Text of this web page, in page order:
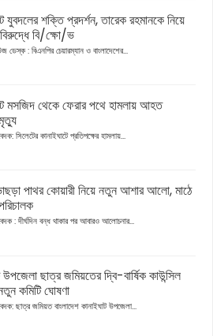
যুবদলের শক্তি প্রদর্শন, তারেক রহমানকে নিয়ে
বি/ক্ষো/ভ
ডেস্ক : বিএনপির চেয়ারম্যান ও বাংলাদেশের...
মসজিদ থেকে ফেরার পথে হামলায় আহত
সিলেটের কানাইঘাটে প্রতিপক্ষের হামলায়...
পাথর কোয়ারী নিয়ে নতুন আশার আলো, মাঠে
: দীর্ঘদিন বন্ধ থাকার পর আবারও আলোচনার...
উপজেলা ছাত্র জমিয়তের দ্বি-বার্ষিক কাউন্সিল
কমিটি ঘোষণা
ছাত্র জমিয়ত বাংলাদেশ কানাইঘাট উপজেলা...